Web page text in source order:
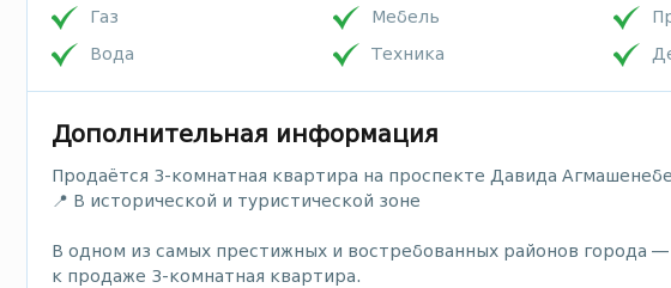
Газ
Bода
Мебель
Техника
Дополнительная информация
Продаётся 3-комнатная квартира на проспекте Давида
📍 В исторической и туристической зоне
В одном из самых престижных и востребованных районов города
к продаже 3-комнатная квартира.